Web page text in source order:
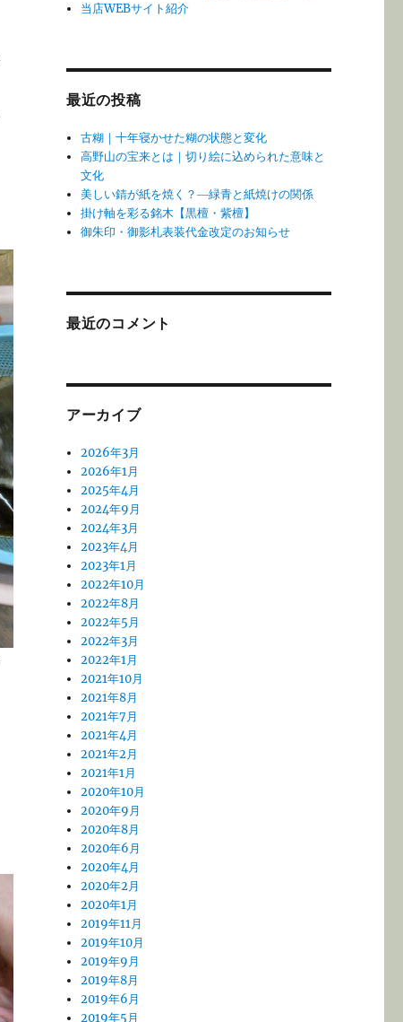
当店WEBサイト紹介
最近の投稿
古糊｜十年寝かせた糊の状態と変化
高野山の宝来とは｜切り絵に込められた意味と
文化
美しい錆が紙を焼く？―緑青と紙焼けの関係
掛け軸を彩る銘木【黒檀・紫檀】
御朱印・御影札表装代金改定のお知らせ
最近のコメント
アーカイブ
2026年3月
2026年1月
2025年4月
2024年9月
2024年3月
2023年4月
2023年1月
2022年10月
2022年8月
2022年5月
2022年3月
2022年1月
2021年10月
2021年8月
2021年7月
2021年4月
2021年2月
2021年1月
2020年10月
2020年9月
2020年8月
2020年6月
2020年4月
2020年2月
2020年1月
2019年11月
2019年10月
2019年9月
2019年8月
2019年6月
2019年5月